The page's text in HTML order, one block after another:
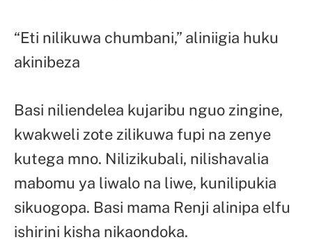
“Eti nilikuwa chumbani,” aliniigia huku
akinibeza
Basi niliendelea kujaribu nguo zingine,
kwakweli zote zilikuwa fupi na zenye
kutega mno. Nilizikubali, nilishavalia
mabomu ya liwalo na liwe, kunilipukia
sikuogopa. Basi mama Renji alinipa elfu
ishirini kisha nikaondoka.